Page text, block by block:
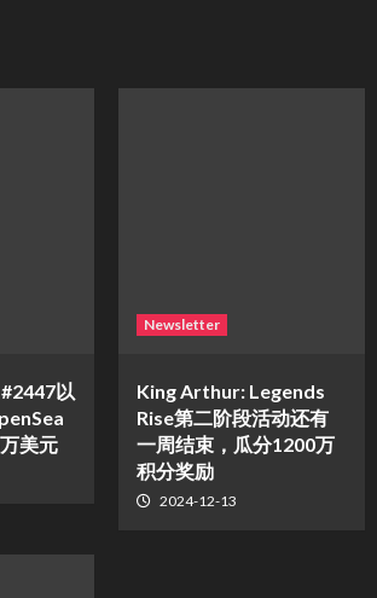
以
美元
Newsletter
King Arthur: Legends
Rise第二阶段活动还有
一周结束，瓜分1200万
积分奖励
2024-12-13